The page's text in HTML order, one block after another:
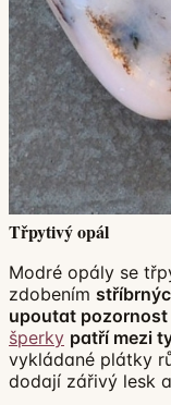
Třpytivý opál
Modré opály se
zdobením
upoutat pozornost
šperky patří mezi
vykládané plátky
dodají zářivý lesk